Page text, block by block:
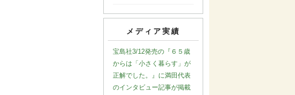
メディア実績
宝島社3/12発売の『６５歳
からは「小さく暮らす」が
正解でした。』に満田代表
のインタビュー記事が掲載